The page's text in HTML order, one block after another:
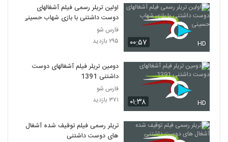
۰۰:۵۷ HD
اولین تریلر رسمی فیلم آشغالهای
دوست داشتنی با بازی شهاب حسینی
فارس شو
۲۹۵ بازدید
۰۱:۳۸ HD
دومین تریلر فیلم آشغالهای دوست
داشتنی 1391
فارس شو
۳۷۱ بازدید
تریلر رسمی فیلم توقیف شده آشغال
های دوست داشتنی